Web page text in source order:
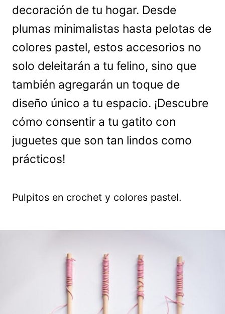
decoración de tu hogar. Desde
plumas minimalistas hasta pelotas de
colores pastel, estos accesorios no
solo deleitarán a tu felino, sino que
también agregarán un toque de
diseño único a tu espacio. ¡Descubre
cómo consentir a tu gatito con
juguetes que son tan lindos como
prácticos!
Pulpitos en crochet y colores pastel.